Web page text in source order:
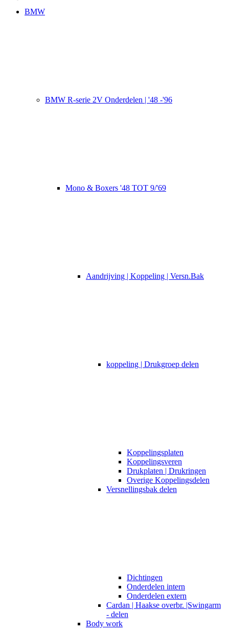
BMW
BMW R-serie 2V Onderdelen | '48 -'96
Mono & Boxers '48 TOT 9/'69
Aandrijving | Koppeling | Versn.Bak
koppeling | Drukgroep delen
Koppelingsplaten
Koppelingsveren
Drukplaten | Drukringen
Overige Koppelingsdelen
Versnellingsbak delen
Dichtingen
Onderdelen intern
Onderdelen extern
Cardan | Haakse overbr. |Swingarm
- delen
Body work